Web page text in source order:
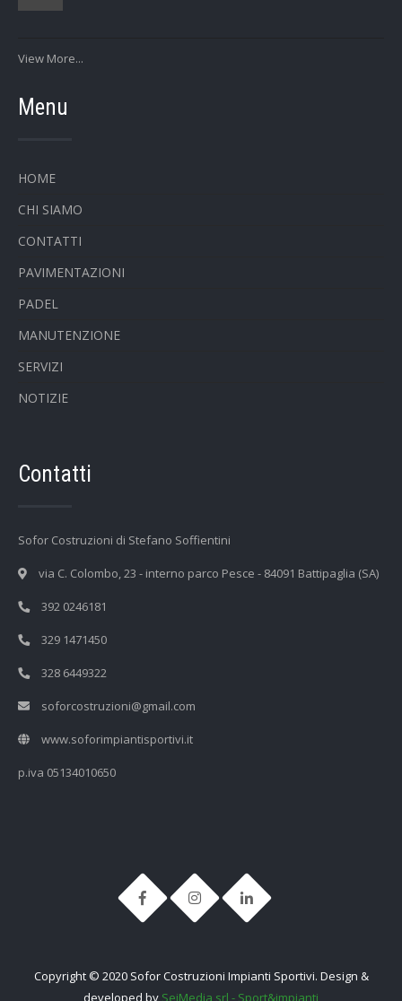
View More...
Menu
HOME
CHI SIAMO
CONTATTI
PAVIMENTAZIONI
PADEL
MANUTENZIONE
SERVIZI
NOTIZIE
Contatti
Sofor Costruzioni di Stefano Soffientini
via C. Colombo, 23 - interno parco Pesce - 84091 Battipaglia (SA)
392 0246181
329 1471450
328 6449322
soforcostruzioni@gmail.com
www.soforimpiantisportivi.it
p.iva 05134010650
Copyright © 2020 Sofor Costruzioni Impianti Sportivi. Design &